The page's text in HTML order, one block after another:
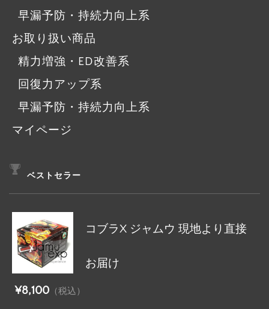
早漏予防・持続力向上系
お取り扱い商品
精力増強・ED改善系
回復力アップ系
早漏予防・持続力向上系
マイページ
ベストセラー
コブラX ジャムウ 現地より直接
お届け
¥8,100 （税込）